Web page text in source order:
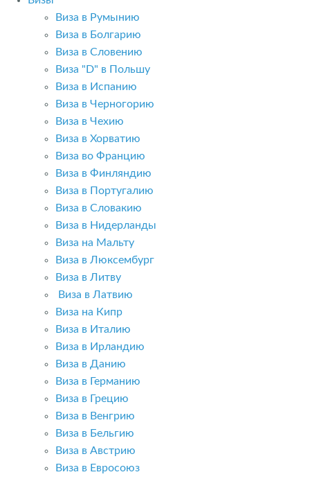
Виза в Румынию
Виза в Болгарию
Виза в Словению
Виза "D" в Польшу
Виза в Испанию
Виза в Черногорию
Виза в Чехию
Виза в Хорватию
Виза во Францию
Виза в Финляндию
Виза в Португалию
Виза в Словакию
Виза в Нидерланды
Виза на Мальту
Виза в Люксембург
Виза в Литву
Виза в Латвию
Виза на Кипр
Виза в Италию
Виза в Ирландию
Виза в Данию
Виза в Германию
Виза в Грецию
Виза в Венгрию
Виза в Бельгию
Виза в Австрию
Виза в Евросоюз